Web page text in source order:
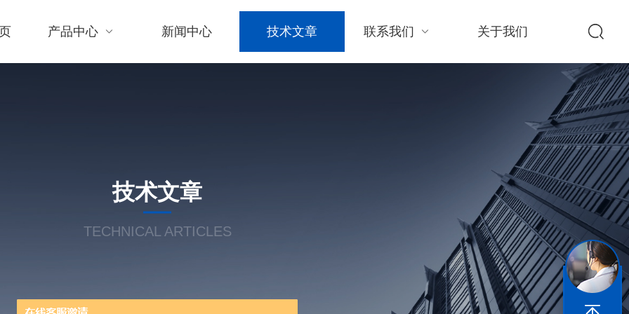
产品中心 新闻中心 技术文章 联系我们 关于我们
技术文章
TECHNICAL ARTICLES